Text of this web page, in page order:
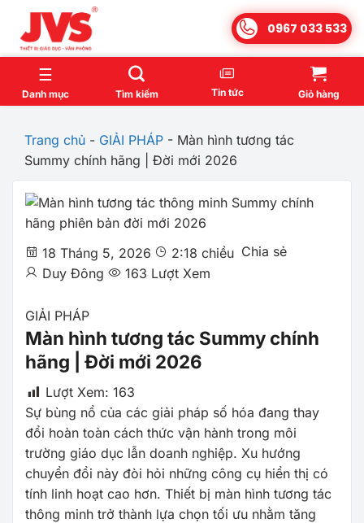
Danh mục Tìm kiếm Tin tức Giỏ hàng
0967 033 533
Trang chủ - GIẢI PHÁP - Màn hình tương tác
Summy chính hãng | Đời mới 2026
18 Tháng 5, 2026
2:18 chiều
Duy Đông
163 Lượt Xem
Chia sẻ
GIẢI PHÁP
Màn hình tương tác Summy chính
hãng | Đời mới 2026
Lượt Xem: 163
Sự bùng nổ của các giải pháp số hóa đang thay
đổi hoàn toàn cách thức vận hành trong môi
trường giáo dục lẫn doanh nghiệp. Xu hướng
chuyển đổi này đòi hỏi những công cụ hiển thị có
tính linh hoạt cao hơn. Thiết bị màn hình tương tác
thông minh trở thành lựa chọn tối ưu nhằm tăng